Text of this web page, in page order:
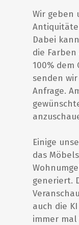
Wir geben
Dabei
die
100%
senden
Anfrage.
Einige
das
generiert.
auch die
immer